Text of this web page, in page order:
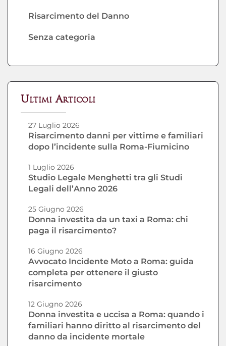
Risarcimento del Danno
Senza categoria
Ultimi Articoli
Risarcimento danni per vittime e familiari
dopo l’incidente sulla Roma-Fiumicino
27 Luglio 2026
Studio Legale Menghetti tra gli Studi
Legali dell’Anno 2026
1 Luglio 2026
Donna investita da un taxi a Roma: chi
paga il risarcimento?
25 Giugno 2026
Avvocato Incidente Moto a Roma: guida
completa per ottenere il giusto
risarcimento
16 Giugno 2026
Donna investita e uccisa a Roma: quando i
familiari hanno diritto al risarcimento del
danno da incidente mortale
12 Giugno 2026